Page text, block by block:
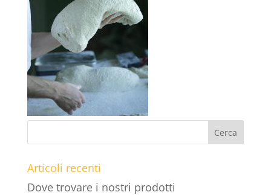
Articoli recenti
Dove trovare i nostri prodotti